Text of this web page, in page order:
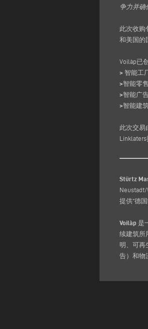
争力并确
此次收购
和美国的
Voilàp已
> 智能工
>智能零
>智能广
>智能建
此次交易
Stürtz
提供“德
Voilàp 是
续建筑所
明、可再
告）和物